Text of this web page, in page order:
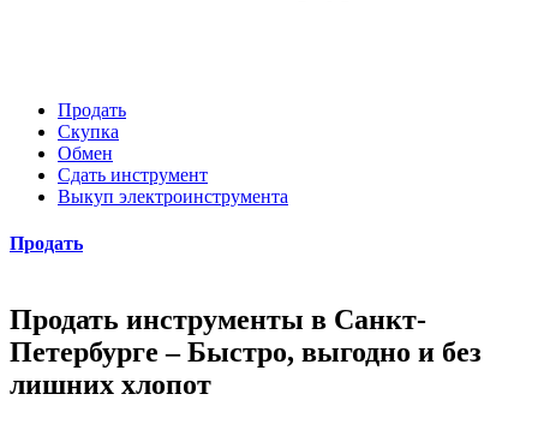
Продать
Скупка
Обмен
Сдать инструмент
Выкуп электроинструмента
Продать
Продать инструменты в Санкт-
Петербурге – Быстро, выгодно и без
лишних хлопот